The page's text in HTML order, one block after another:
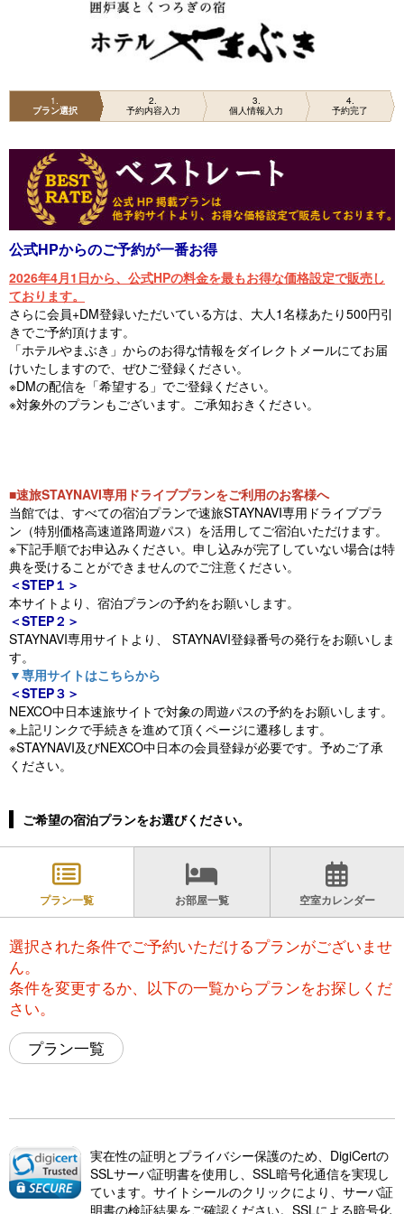
1
プラン選択
2
予約内容入力
3
個人情報入力
4
予約完了
公式HPからのご予約が一番お得
2026年4月1日から、公式HPの料金を最もお得な価格設定で販売し
ております。
さらに会員+DM登録いただいている方は、大人1名様あたり500円引
きでご予約頂けます。
「ホテルやまぶき」からのお得な情報をダイレクトメールにてお届
けいたしますので、ぜひご登録ください。
※DMの配信を「希望する」でご登録ください。
※対象外のプランもございます。ご承知おきください。
■速旅STAYNAVI専用ドライブプランをご利用のお客様へ
当館では、すべての宿泊プランで速旅STAYNAVI専用ドライブプラ
ン（特別価格高速道路周遊パス）を活用してご宿泊いただけます。
※下記手順でお申込みください。申し込みが完了していない場合は特
典を受けることができませんのでご注意ください。
＜STEP１＞
本サイトより、宿泊プランの予約をお願いします。
＜STEP２＞
STAYNAVI専用サイトより、 STAYNAVI登録番号の発行をお願いしま
す。
▼専用サイトはこちらから
＜STEP３＞
NEXCO中日本速旅サイトで対象の周遊パスの予約をお願いします。
※上記リンクで手続きを進めて頂くページに遷移します。
※STAYNAVI及びNEXCO中日本の会員登録が必要です。予めご了承
ください。
ご希望の宿泊プランをお選びください。
プラン一覧 お部屋一覧 空室カレンダー
選択された条件でご予約いただけるプランがございませ
ん。
条件を変更するか、以下の一覧からプランをお探しくだ
さい。
プラン一覧
実在性の証明とプライバシー保護のため、DigiCertの
SSLサーバ証明書を使用し、SSL暗号化通信を実現し
ています。サイトシールのクリックにより、サーバ証
明書の検証結果をご確認ください。SSLによる暗号化